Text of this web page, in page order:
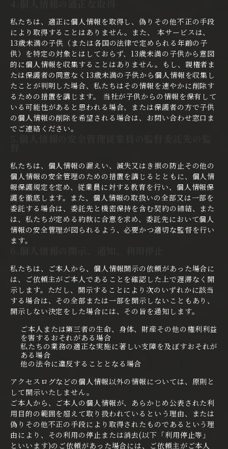
私たちは、適正に個人情報を取得し、偽りその他不正の手段
により取得することはありません。また、
本サービスは、
13歳未満の子供（または各国の法律で定められる年齢の子
供）を特定の対象とはしておらず、13歳未満の子供から意図
的に個人情報を収集することはありません。もし、親権者ま
たは保護者の同意なく13歳未満の子供から個人情報を収集し
たことが判明した場合、私たちはその情報を速やかに削除す
るための措置を講じます。 当社が子供からの情報を保有して
いる可能性があると思われる場合、または保護者の方で子供
の個人情報の削除を希望される場合は、お問い合わせ窓口ま
でご連絡ください。
私たちは、個人情報の漏えい、減失又はき損の防止その他の
個人情報の安全管理のための措置を講じるとともに、個人情
報保護規定を定め、従業員に対する教育を行い、個人情報保
護を徹底します。また、個人情報の取扱いの全部又は一部を
委託する場合は、委託先と機密保持を含む契約の締結、また
は、私たちが定める約款に合意を求め、委託先において個人
情報の安全管理が図られるよう、必要かつ適切な監督を行い
ます。
私たちは、ご本人から、個人情報開示の依頼があった場合に
は、ご依頼主がご本人であることを確認した上で遅滞なく開
示します。ただし、開示することにより次のいずれかに該当
する場合は、その全部または一部を開示しないこともあり、
開示しない決定をした場合には、その旨を通知します。
ご本人または第三者の生命、身体、財産その他の権利利益
を害するおそれがある場合
私たちの業務の適正な実施に著しい支障を及ぼすおそれが
ある場合
他の法令に違反することとなる場合
アクセスログなどの個人情報以外の情報については、原則と
して開示いたしません。
ご本人から、ご本人の個人情報が、あらかじめ公表された利
用目的の範囲を超えて取り扱われているという理由、または
偽りその他不正の手段により取得されたものであるという理
由により、その利用の停止または消去(以下「利用停止等」
といいます)のご依頼があった場合には、ご依頼主がご本人